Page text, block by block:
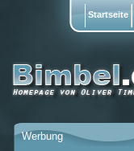
Werbung
Startseite